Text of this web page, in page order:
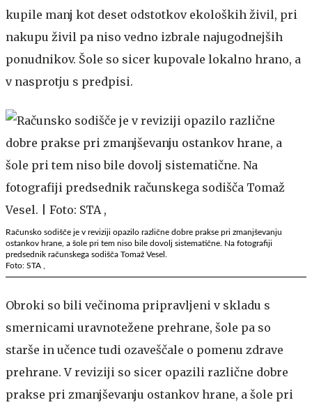
kupile manj kot deset odstotkov ekoloških živil, pri
nakupu živil pa niso vedno izbrale najugodnejših
ponudnikov. Šole so sicer kupovale lokalno hrano, a
v nasprotju s predpisi.
Računsko sodišče je v reviziji opazilo različne dobre prakse pri zmanjševanju
ostankov hrane, a šole pri tem niso bile dovolj sistematične. Na fotografiji
predsednik računskega sodišča Tomaž Vesel.
Foto: STA ,
Obroki so bili večinoma pripravljeni v skladu s
smernicami uravnotežene prehrane, šole pa so
starše in učence tudi ozaveščale o pomenu zdrave
prehrane. V reviziji so sicer opazili različne dobre
prakse pri zmanjševanju ostankov hrane, a šole pri